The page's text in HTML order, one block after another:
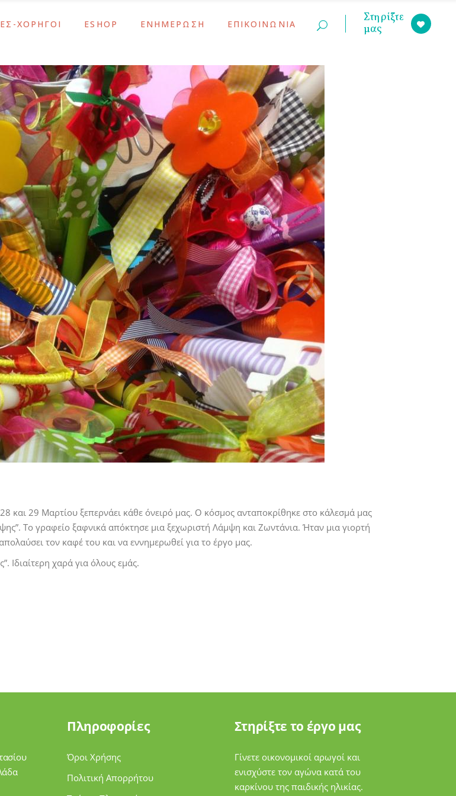
ΧΟΡΗΓΟΙ
το Έργο Μας
Τσακίρη
ESHOP
Λάμψη
Κοσμήματα – Αξεσουάρ
Σχολικά & Είδη Γραφείου
Δώρα
Εποχιακά
ΕΝΗΜΕΡΩΣΗ
Νέα – Ανακοινώσεις
Ενημερώσεις Γονέων
Εκδηλώσεις
ΕΠΙΚΟΙΝΩΝΙΑ
Στηρίξτε
μας
Σχολικά & Είδη Γραφείου
Δώρα
Εποχιακά
Εκδηλώσεις
και 29 Μαρτίου ξεπερνάει κάθε όνειρό μας. Ο κόσμος ανταποκρίθηκε στο κάλεσμά μας
Το γραφείο ξαφνικά απόκτησε μια ξεχωριστή Λάμψη και Ζωντάνια. Ήταν μια γιορτή
τον καφέ του και να εννημερωθεί για το έργο μας.
Ιδιαίτερη χαρά για όλους εμάς.
Πληροφορίες
Όροι Χρήσης
Πολιτική Απορρήτου
Στηρίξτε το έργο μας
Γίνετε οικονομικοί αρωγοί και
ενισχύστε τον αγώνα κατά του
καρκίνου της παιδικής ηλικίας.